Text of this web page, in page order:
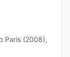
Paris (2008),